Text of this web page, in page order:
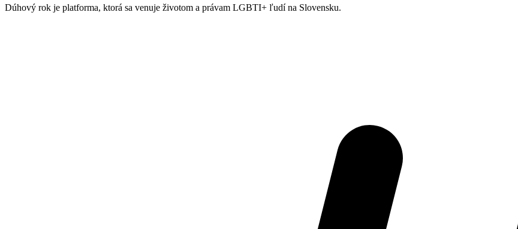
Dúhový rok je platforma, ktorá sa venuje životom a právam LGBTI+ ľudí na Slovensku.